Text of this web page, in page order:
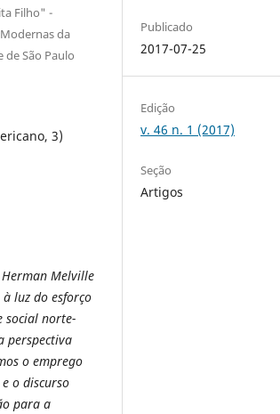
Filho" -
da
de São Paulo
3)
Melville
à luz do esforço
social norte-
perspectiva
o emprego
o discurso
para a
Publicado
2017-07-25
Edição
v. 46 n. 1 (2017)
Seção
Artigos